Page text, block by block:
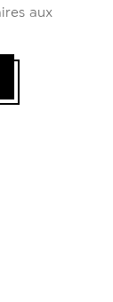
aux